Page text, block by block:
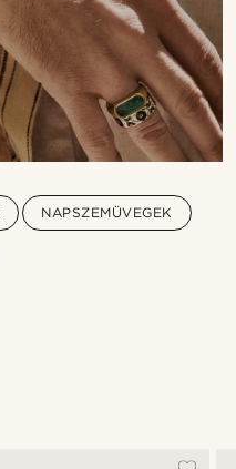
NAPSZEMÜVEGEK